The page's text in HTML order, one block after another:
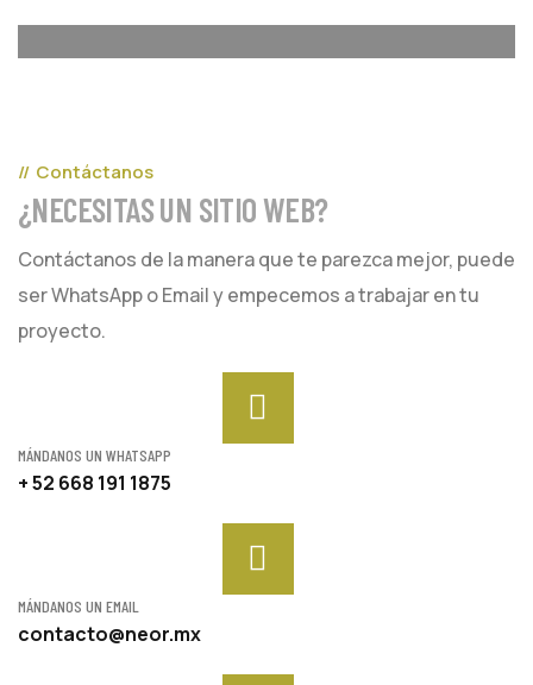
Contáctanos
¿NECESITAS UN SITIO WEB?
Contáctanos de la manera que te parezca mejor, puede
ser WhatsApp o Email y empecemos a trabajar en tu
proyecto.
MÁNDANOS UN WHATSAPP
+ 52 668 191 1875
MÁNDANOS UN EMAIL
contacto@neor.mx